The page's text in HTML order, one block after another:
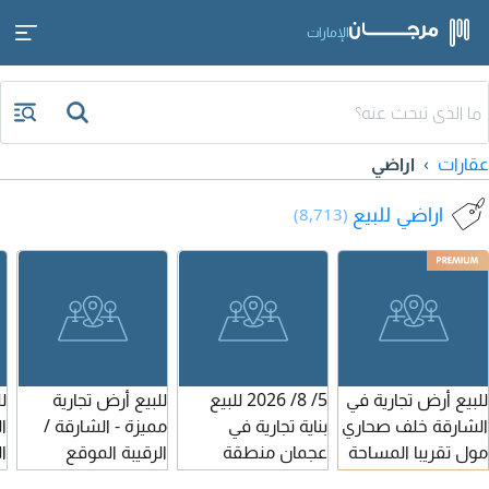
الإمارات
عقارات اراضي
اراضي للبيع (8,713)
للبيع أرض تجارية في
الشارقة خلف صحاري
مول تقريبا المساحة
20 ألف قدم تصريح
5/ 8/ 2026 للبيع
بناية تجارية في
عجمان منطقة
الجرف الصناعية 3
للبيع أرض تجارية
مميزة - الشارقة /
الرقيبة الموقع
الرقيبة - الشارقة